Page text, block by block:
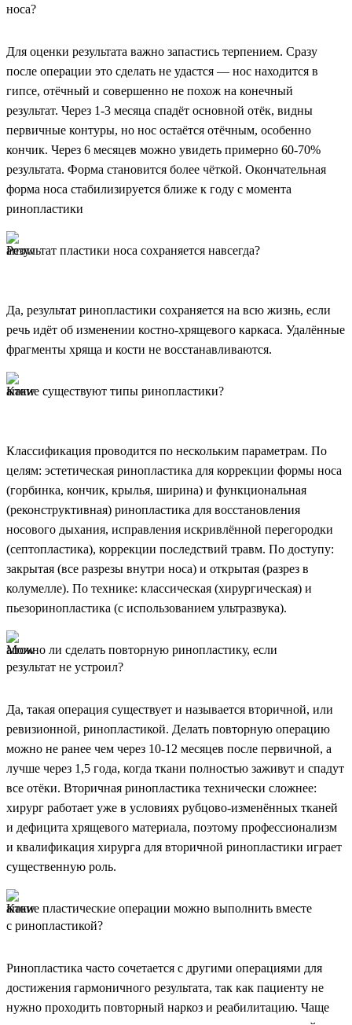
носа?
Для оценки результата важно запастись терпением. Сразу
после операции это сделать не удастся — нос находится в
гипсе, отёчный и совершенно не похож на конечный
результат. Через 1-3 месяца спадёт основной отёк, видны
первичные контуры, но нос остаётся отёчным, особенно
кончик. Через 6 месяцев можно увидеть примерно 60-70%
результата. Форма становится более чёткой. Окончательная
форма носа стабилизируется ближе к году с момента
ринопластики
Результат пластики носа сохраняется навсегда?
Да, результат ринопластики сохраняется на всю жизнь, если
речь идёт об изменении костно-хрящевого каркаса. Удалённые
фрагменты хряща и кости не восстанавливаются.
Какие существуют типы ринопластики?
Классификация проводится по нескольким параметрам. По
целям: эстетическая ринопластика для коррекции формы носа
(горбинка, кончик, крылья, ширина) и функциональная
(реконструктивная) ринопластика для восстановления
носового дыхания, исправления искривлённой перегородки
(септопластика), коррекции последствий травм. По доступу:
закрытая (все разрезы внутри носа) и открытая (разрез в
колумелле). По технике: классическая (хирургическая) и
пьезоринопластика (с использованием ультразвука).
Можно ли сделать повторную ринопластику, если
результат не устроил?
Да, такая операция существует и называется вторичной, или
ревизионной, ринопластикой. Делать повторную операцию
можно не ранее чем через 10-12 месяцев после первичной, а
лучше через 1,5 года, когда ткани полностью заживут и спадут
все отёки. Вторичная ринопластика технически сложнее:
хирург работает уже в условиях рубцово-изменённых тканей
и дефицита хрящевого материала, поэтому профессионализм
и квалификация хирурга для вторичной ринопластики играет
существенную роль.
Какие пластические операции можно выполнить вместе
с ринопластикой?
Ринопластика часто сочетается с другими операциями для
достижения гармоничного результата, так как пациенту не
нужно проходить повторный наркоз и реабилитацию. Чаще